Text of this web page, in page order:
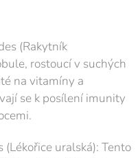
(Rakytník
rostoucí v suchých
na vitamíny a
se k posílení imunity
uralská): Tento